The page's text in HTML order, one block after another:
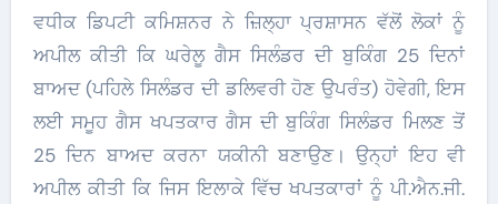
ਵਧੀਕ ਡਿਪਟੀ ਕਮਿਸ਼ਨਰ ਨੇ ਜ਼ਿਲ੍ਹਾ ਪ੍ਰਸ਼ਾਸਨ ਵੱਲੋਂ ਲੋਕਾਂ ਨੂੰ
ਅਪੀਲ ਕੀਤੀ ਕਿ ਘਰੇਲੂ ਗੈਸ ਸਿਲੰਡਰ ਦੀ ਬੁਕਿੰਗ 25 ਦਿਨਾਂ
ਬਾਅਦ (ਪਹਿਲੇ ਸਿਲੰਡਰ ਦੀ ਡਲਿਵਰੀ ਹੋਣ ਉਪਰੰਤ) ਹੋਵੇਗੀ, ਇਸ
ਲਈ ਸਮੂਹ ਗੈਸ ਖਪਤਕਾਰ ਗੈਸ ਦੀ ਬੁਕਿੰਗ ਸਿਲੰਡਰ ਮਿਲਣ ਤੋਂ
25 ਦਿਨ ਬਾਅਦ ਕਰਨਾ ਯਕੀਨੀ ਬਣਾਉਣ। ਉਨ੍ਹਾਂ ਇਹ ਵੀ
ਅਪੀਲ ਕੀਤੀ ਕਿ ਜਿਸ ਇਲਾਕੇ ਵਿੱਚ ਖਪਤਕਾਰਾਂ ਨੂੰ ਪੀ.ਐਨ.ਜੀ.